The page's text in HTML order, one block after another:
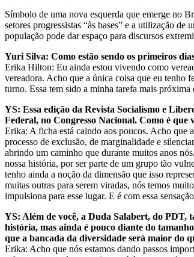
Símbolo de uma nova esquerda que emerge no
setores progressistas “às bases” e a utilização
população pode dar espaço para discursos
Yuri Silva: Como estão sendo os primeiros
Erika Hilton: Eu ainda estou vivendo como
vereadora. Acho que a única coisa que eu tenho
turno. Essa tem sido a minha tarefa mais próxima
YS: Essa edição da Revista Socialismo e
Federal, no Congresso Nacional. Como é que
Erika: A ficha está caindo aos poucos. Acho que
processo de exclusão, de marginalidade e
abrindo um caminho que durante muitos anos
nossa história, por ser parte de um grupo tão
tenho ainda a noção da dimensão que isso
muitas outras para serem viradas, nós temos
impulsiona para esse lugar. E é com essa
YS: Além de você, a Duda Salabert, do PDT,
história, mas ainda é pouco diante do
que a bancada da diversidade será maior do
Erika: Acho que nós estamos dando passos